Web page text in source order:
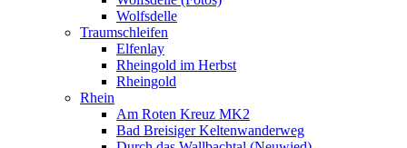
Wolfsdelle
Traumschleifen
Elfenlay
Rheingold im Herbst
Rheingold
Rhein
Am Roten Kreuz MK2
Bad Breisiger Keltenwanderweg